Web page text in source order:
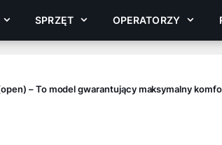
SPRZĘT OPERATORZY
– To model gwarantujący maksymalny